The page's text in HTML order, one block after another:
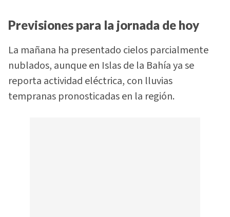
Previsiones para la jornada de hoy
La mañana ha presentado cielos parcialmente
nublados, aunque en Islas de la Bahía ya se
reporta actividad eléctrica, con lluvias
tempranas pronosticadas en la región.